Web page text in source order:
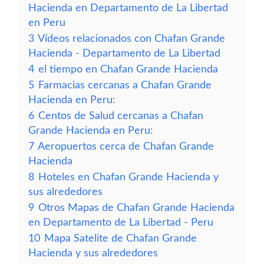
Hacienda en Departamento de La Libertad
en Peru
3 Vídeos relacionados con Chafan Grande
Hacienda - Departamento de La Libertad
4 el tiempo en Chafan Grande Hacienda
5 Farmacias cercanas a Chafan Grande
Hacienda en Peru:
6 Centos de Salud cercanas a Chafan
Grande Hacienda en Peru:
7 Aeropuertos cerca de Chafan Grande
Hacienda
8 Hoteles en Chafan Grande Hacienda y
sus alrededores
9 Otros Mapas de Chafan Grande Hacienda
en Departamento de La Libertad - Peru
10 Mapa Satelite de Chafan Grande
Hacienda y sus alrededores